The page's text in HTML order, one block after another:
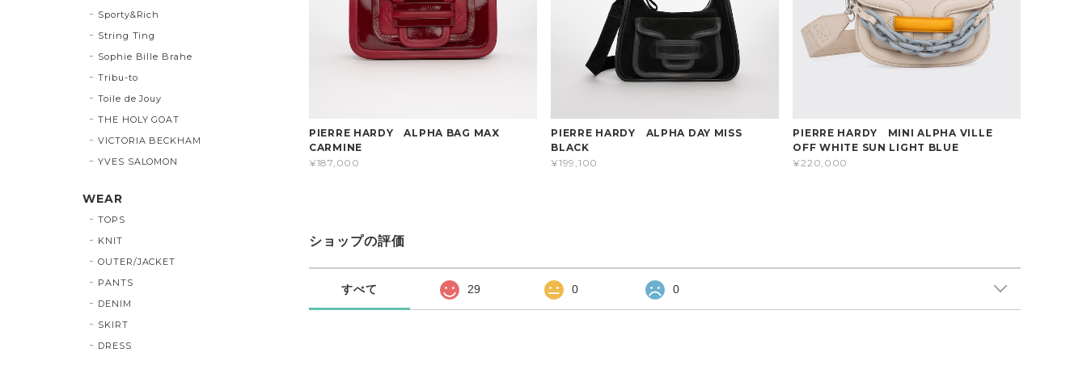
PIERRE HARDY ALPHA BAG MAX
CARMINE
¥187,000
PIERRE HARDY ALPHA DAY MISS
BLACK
¥199,100
PIERRE HARDY MINI ALPHA VILLE
OFF WHITE SUN LIGHT BLUE
¥220,000
ショップの評価
すべて 29 0 0
Sporty&Rich
String Ting
Sophie Bille Brahe
Tribu-to
Toile de Jouy
THE HOLY GOAT
VICTORIA BECKHAM
YVES SALOMON
WEAR
TOPS
KNIT
OUTER/JACKET
PANTS
DENIM
SKIRT
DRESS